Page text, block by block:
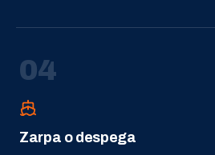
04
Zarpa o despega